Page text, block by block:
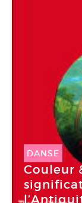
DANSE
Couleur